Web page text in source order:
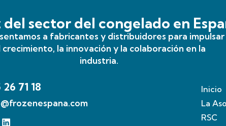
del sector del congelado en
a fabricantes y distribuidores para impulsar
crecimiento, la innovación y la colaboración en la
industria.
26 71 18
Inicio
La
RSC